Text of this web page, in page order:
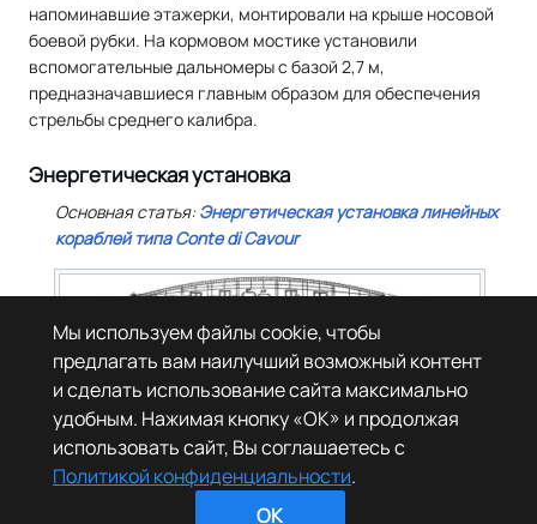
напоминавшие этажерки, монтировали на крыше носовой
боевой рубки. На кормовом мостике установили
вспомогательные дальномеры с базой 2,7 м,
предназначавшиеся главным образом для обеспечения
стрельбы среднего калибра.
Энергетическая установка
Основная статья:Энергетическая установка линейных
кораблей типаConte di Cavour
Схема расположения силовой установки линейных
кораблей типовGiulio CesareиCaio Duilio . С котел; АР —
турбина высокого давления; ВР — турбина низкого
давления; DP — артиллерийский погреб.
Мы используем файлы cookie, чтобы
предлагать вам наилучший возможный контент
и сделать использование сайта максимально
удобным. Нажимая кнопку «OK» и продолжая
использовать сайт, Вы соглашаетесь с
Политикой конфиденциальности.
OK